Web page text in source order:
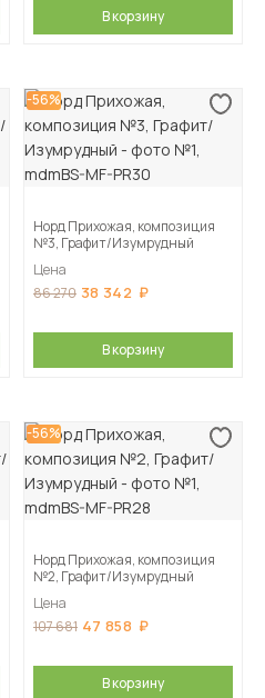
В корзину
-56%
Норд Прихожая, композиция
№3, Графит/Изумрудный
Цена
86 270 38 342
В корзину
-56%
Норд Прихожая, композиция
№2, Графит/Изумрудный
Цена
107 681 47 858
В корзину